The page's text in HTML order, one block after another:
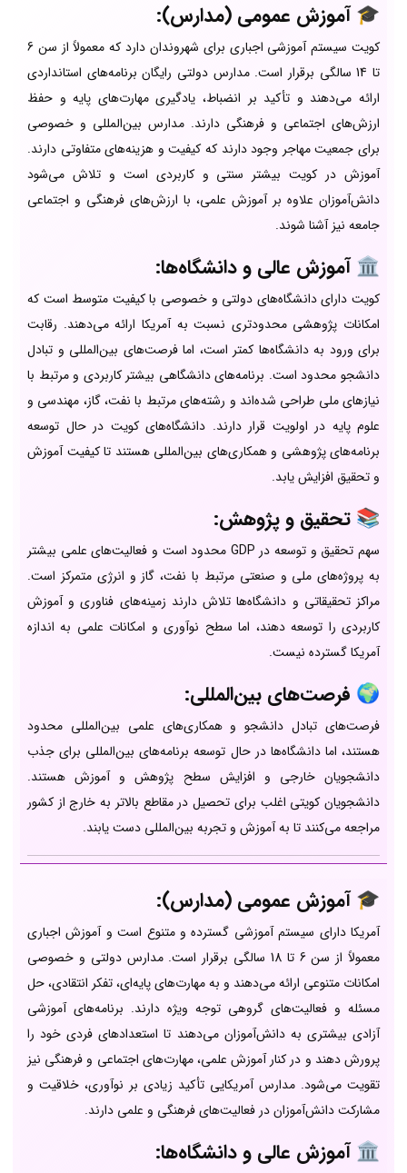
🎓 آموزش عمومی (مدارس):
کویت سیستم آموزشی اجباری برای شهروندان دارد که معمولاً از سن 6
تا 14 سالگی برقرار است. مدارس دولتی رایگان برنامه‌های استانداردی
ارائه می‌دهند و تأکید بر انضباط، یادگیری مهارت‌های پایه و حفظ
ارزش‌های اجتماعی و فرهنگی دارند. مدارس بین‌المللی و خصوصی
برای جمعیت مهاجر وجود دارند که کیفیت و هزینه‌های متفاوتی دارند.
آموزش در کویت بیشتر سنتی و کاربردی است و تلاش می‌شود
دانش‌آموزان علاوه بر آموزش علمی، با ارزش‌های فرهنگی و اجتماعی
جامعه نیز آشنا شوند.
🏛️ آموزش عالی و دانشگاه‌ها:
کویت دارای دانشگاه‌های دولتی و خصوصی با کیفیت متوسط است که
امکانات پژوهشی محدودتری نسبت به آمریکا ارائه می‌دهند. رقابت
برای ورود به دانشگاه‌ها کمتر است، اما فرصت‌های بین‌المللی و تبادل
دانشجو محدود است. برنامه‌های دانشگاهی بیشتر کاربردی و مرتبط با
نیازهای ملی طراحی شده‌اند و رشته‌های مرتبط با نفت، گاز، مهندسی و
علوم پایه در اولویت قرار دارند. دانشگاه‌های کویت در حال توسعه
برنامه‌های پژوهشی و همکاری‌های بین‌المللی هستند تا کیفیت آموزش
و تحقیق افزایش یابد.
📚 تحقیق و پژوهش:
سهم تحقیق و توسعه در GDP محدود است و فعالیت‌های علمی بیشتر
به پروژه‌های ملی و صنعتی مرتبط با نفت، گاز و انرژی متمرکز است.
مراکز تحقیقاتی و دانشگاه‌ها تلاش دارند زمینه‌های فناوری و آموزش
کاربردی را توسعه دهند، اما سطح نوآوری و امکانات علمی به اندازه
آمریکا گسترده نیست.
🌍 فرصت‌های بین‌المللی:
فرصت‌های تبادل دانشجو و همکاری‌های علمی بین‌المللی محدود
هستند، اما دانشگاه‌ها در حال توسعه برنامه‌های بین‌المللی برای جذب
دانشجویان خارجی و افزایش سطح پژوهش و آموزش هستند.
دانشجویان کویتی اغلب برای تحصیل در مقاطع بالاتر به خارج از کشور
مراجعه می‌کنند تا به آموزش و تجربه بین‌المللی دست یابند.
🎓 آموزش عمومی (مدارس):
آمریکا دارای سیستم آموزشی گسترده و متنوع است و آموزش اجباری
معمولاً از سن 6 تا 18 سالگی برقرار است. مدارس دولتی و خصوصی
امکانات متنوعی ارائه می‌دهند و به مهارت‌های پایه‌ای، تفکر انتقادی، حل
مسئله و فعالیت‌های گروهی توجه ویژه دارند. برنامه‌های آموزشی
آزادی بیشتری به دانش‌آموزان می‌دهند تا استعدادهای فردی خود را
پرورش دهند و در کنار آموزش علمی، مهارت‌های اجتماعی و فرهنگی نیز
تقویت می‌شود. مدارس آمریکایی تأکید زیادی بر نوآوری، خلاقیت و
مشارکت دانش‌آموزان در فعالیت‌های فرهنگی و علمی دارند.
🏛️ آموزش عالی و دانشگاه‌ها: